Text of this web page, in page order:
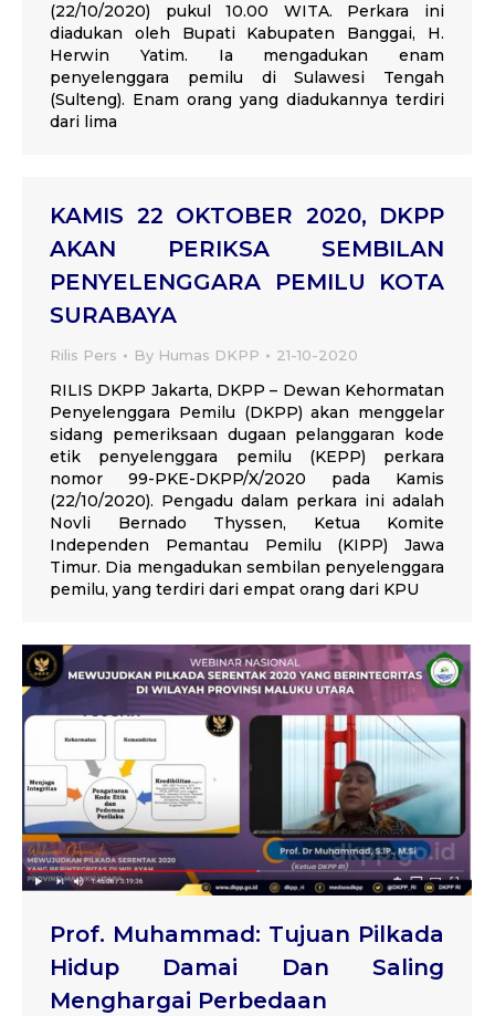
(22/10/2020) pukul 10.00 WITA. Perkara ini
diadukan oleh Bupati Kabupaten Banggai, H.
Herwin Yatim. Ia mengadukan enam
penyelenggara pemilu di Sulawesi Tengah
(Sulteng). Enam orang yang diadukannya terdiri
dari lima
KAMIS 22 OKTOBER 2020, DKPP
AKAN PERIKSA SEMBILAN
PENYELENGGARA PEMILU KOTA
SURABAYA
Rilis Pers By Humas DKPP 21-10-2020
RILIS DKPP Jakarta, DKPP – Dewan Kehormatan
Penyelenggara Pemilu (DKPP) akan menggelar
sidang pemeriksaan dugaan pelanggaran kode
etik penyelenggara pemilu (KEPP) perkara
nomor 99-PKE-DKPP/X/2020 pada Kamis
(22/10/2020). Pengadu dalam perkara ini adalah
Novli Bernado Thyssen, Ketua Komite
Independen Pemantau Pemilu (KIPP) Jawa
Timur. Dia mengadukan sembilan penyelenggara
pemilu, yang terdiri dari empat orang dari KPU
Prof. Muhammad: Tujuan Pilkada
Hidup Damai Dan Saling
Menghargai Perbedaan